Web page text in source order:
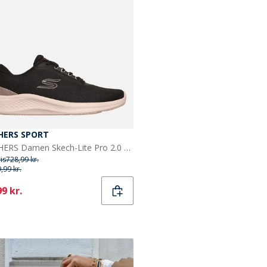
SPORT
SKECHERS Damen Skech-Lite Pro 2.0 Sneakers Sort
728,99 kr.
kr.
kr.